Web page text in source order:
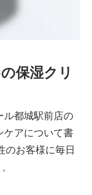
保湿クリ
ル都城駅前店の
ケアについて書
のお客様に毎日